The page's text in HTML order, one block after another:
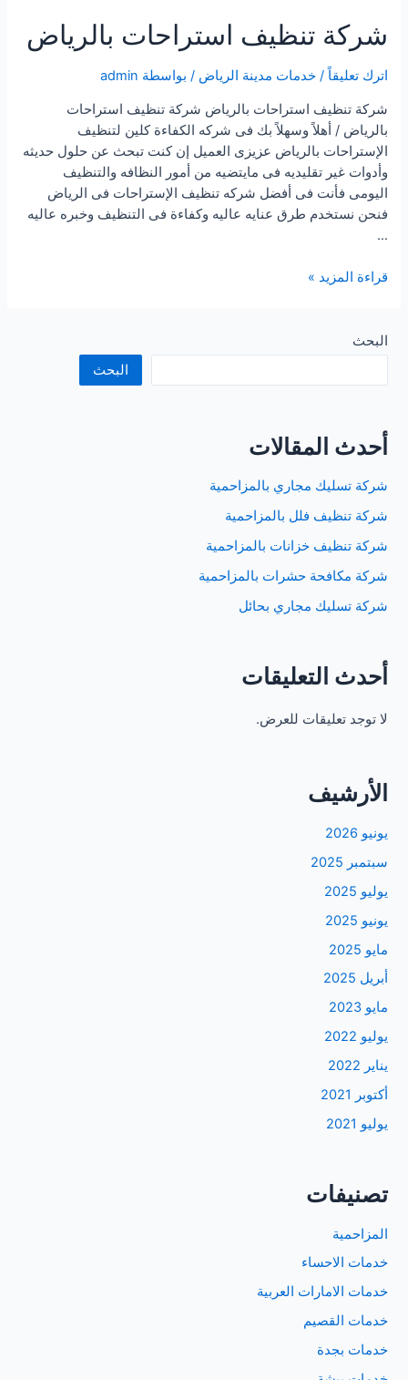
شركة تنظيف استراحات بالرياض
اترك تعليقاً /خدمات مدينة الرياض / بواسطة admin
شركة تنظيف استراحات بالرياض شركة تنظيف استراحات
بالرياض / أهلاً وسهلاً بك فى شركه الكفاءة كلين لتنظيف
الإستراحات بالرياض عزيزى العميل إن كنت تبحث عن حلول حديثه
وأدوات غير تقليديه فى مايتضيه من أمور النظافه والتنظيف
اليومى فأنت فى أفضل شركه تنظيف الإستراحات فى الرياض
فنحن نستخدم طرق عنايه عاليه وكفاءة فى التنظيف وخبره عاليه
…
شركة
بالرياض
قراءة المزيد »
البحث
البحث
أحدث المقالات
شركة تسليك مجاري بالمزاحمية
شركة تنظيف فلل بالمزاحمية
شركة تنظيف خزانات بالمزاحمية
شركة مكافحة حشرات بالمزاحمية
شركة تسليك مجاري بحائل
أحدث التعليقات
لا توجد تعليقات للعرض.
الأرشيف
يونيو 2026
سبتمبر 2025
يوليو 2025
يونيو 2025
مايو 2025
أبريل 2025
مايو 2023
يوليو 2022
يناير 2022
أكتوبر 2021
يوليو 2021
تصنيفات
المزاحمية
خدمات الاحساء
خدمات الامارات العربية
خدمات القصيم
خدمات بجدة